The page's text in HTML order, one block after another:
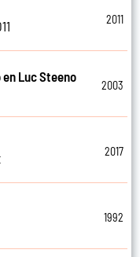
2011
Luc Steeno
2003
2017
1992